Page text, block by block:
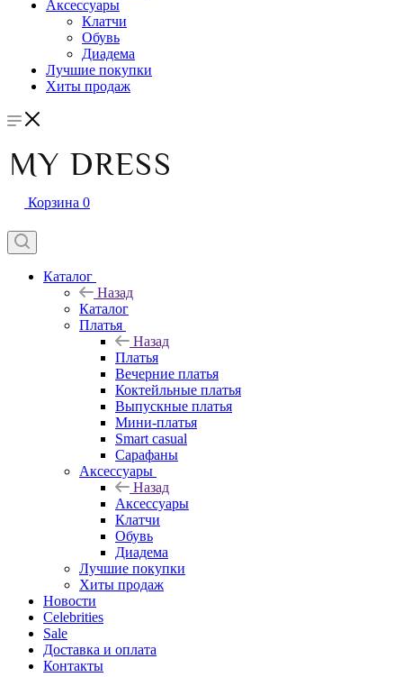
Аксессуары
Клатчи
Обувь
Диадема
Лучшие покупки
Хиты продаж
Корзина 0
Каталог
Назад
Каталог
Платья
Назад
Платья
Вечерние платья
Коктейльные платья
Выпускные платья
Мини-платья
Smart casual
Сарафаны
Аксессуары
Назад
Аксессуары
Клатчи
Обувь
Диадема
Лучшие покупки
Хиты продаж
Новости
Celebrities
Sale
Доставка и оплата
Контакты